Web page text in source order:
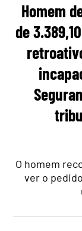
Homem
de
O homem
ver o